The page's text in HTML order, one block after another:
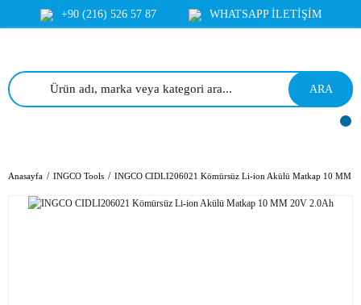
+90 (216) 526 57 87 WHATSAPP İLETİŞİM
ARA
Anasayfa INGCO Tools INGCO CIDLI206021 Kömürsüz Li-ion Akülü Matkap 10 MM